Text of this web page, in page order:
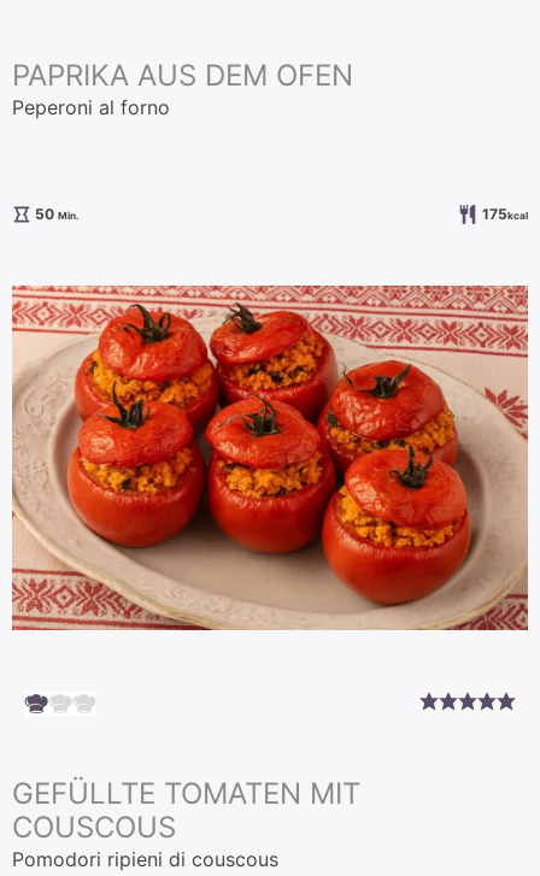
PAPRIKA AUS DEM OFEN
Peperoni al forno
50Minuten
Min. 175kcal
GEFÜLLTE TOMATEN MIT
COUSCOUS
Pomodori ripieni di couscous